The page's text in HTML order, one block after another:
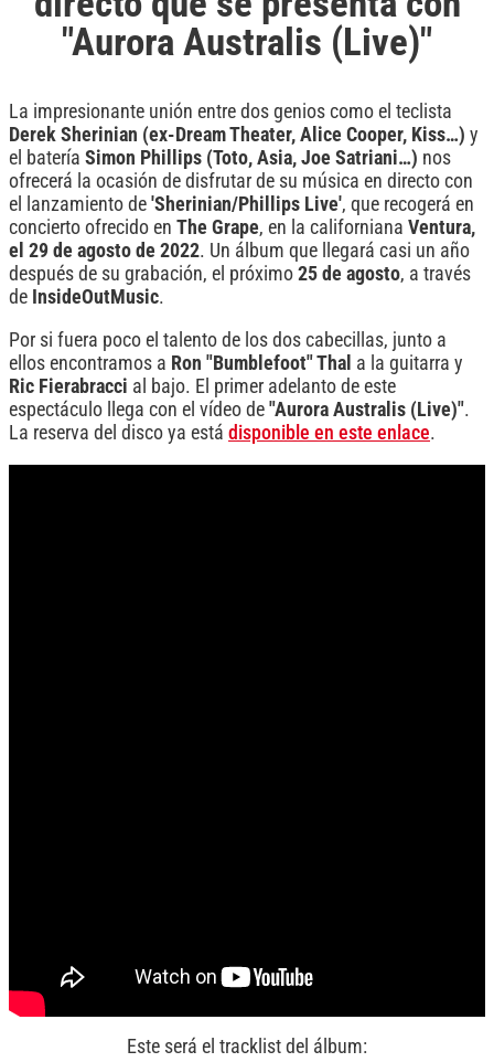
"Aurora Australis (Live)"
La impresionante unión entre dos genios como el teclista
Derek Sherinian (ex-Dream Theater, Alice Cooper, Kiss…) y
el batería Simon Phillips (Toto, Asia, Joe Satriani…) nos
ofrecerá la ocasión de disfrutar de su música en directo con
el lanzamiento de 'Sherinian/Phillips Live', que recogerá en
concierto ofrecido en The Grape, en la californiana Ventura,
el 29 de agosto de 2022. Un álbum que llegará casi un año
después de su grabación, el próximo 25 de agosto, a través
de InsideOutMusic.
Por si fuera poco el talento de los dos cabecillas, junto a
ellos encontramos a Ron "Bumblefoot" Thal a la guitarra y
Ric Fierabracci al bajo. El primer adelanto de este
espectáculo llega con el vídeo de "Aurora Australis (Live)".
La reserva del disco ya está disponible en este enlace.
Este será el tracklist del álbum: